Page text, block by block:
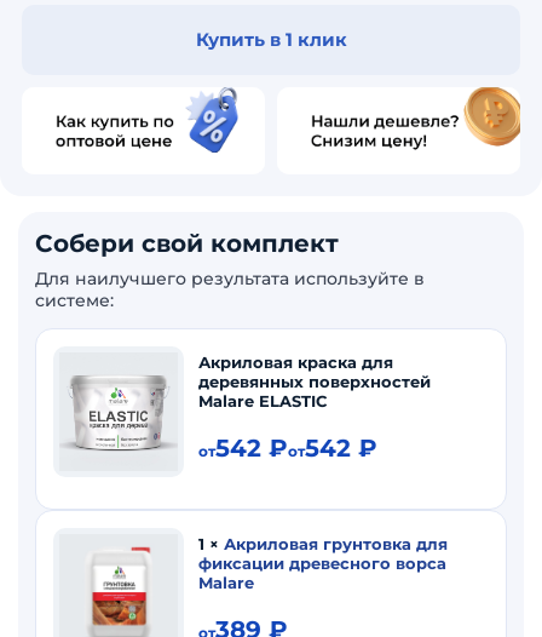
Купить в 1 клик
Собери свой комплект
Акриловая краска для
деревянных поверхностей
Malare ELASTIC
от542 ₽от542 ₽
1 × Акриловая грунтовка для
фиксации древесного ворса
Malare
от389 ₽
Для наилучшего результата используйте в
системе: